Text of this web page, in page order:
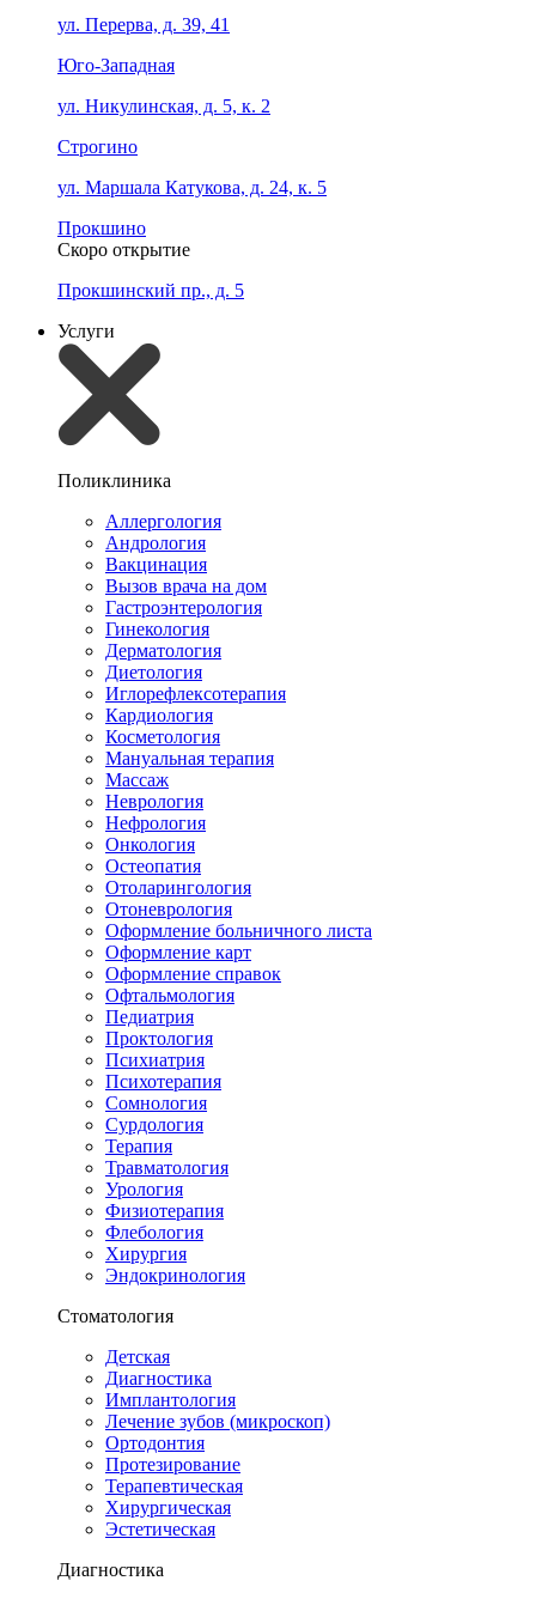
ул. Перерва, д. 39, 41
Юго-Западная
ул. Никулинская, д. 5, к. 2
Строгино
ул. Маршала Катукова, д. 24, к. 5
Прокшино
Скоро открытие
Прокшинский пр., д. 5
Услуги
Поликлиника
Аллергология
Андрология
Вакцинация
Вызов врача на дом
Гастроэнтерология
Гинекология
Дерматология
Диетология
Иглорефлексотерапия
Кардиология
Косметология
Мануальная терапия
Массаж
Неврология
Нефрология
Онкология
Остеопатия
Отоларингология
Отоневрология
Оформление больничного листа
Оформление карт
Оформление справок
Офтальмология
Педиатрия
Проктология
Психиатрия
Психотерапия
Сомнология
Сурдология
Терапия
Травматология
Урология
Физиотерапия
Флебология
Хирургия
Эндокринология
Стоматология
Детская
Диагностика
Имплантология
Лечение зубов (микроскоп)
Ортодонтия
Протезирование
Терапевтическая
Хирургическая
Эстетическая
Диагностика